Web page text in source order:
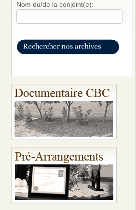
Nom du/de la conjoint(e):